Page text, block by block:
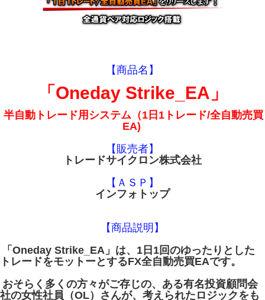
【商品名】
「Oneday Strike_EA」
半自動トレード用システム（1日1トレード/全自動売買
EA)
【販売者】
トレードサイクロン株式会社
【ＡＳＰ】
インフォトップ
【商品説明】
「Oneday Strike_EA」は、1日1回のゆったりとした
トレードをモットーとするFX全自動売買EAです。
おそらく多くの方々がご存じの、ある有名投資顧問会
社の女性社員（OL）さんが、考えられたロジックをも